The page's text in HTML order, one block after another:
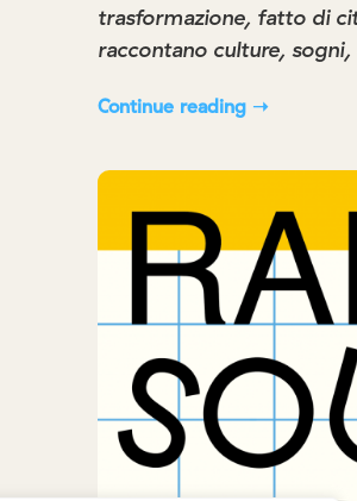
trasformazione, fatto di
raccontano culture,
Continue reading ➝